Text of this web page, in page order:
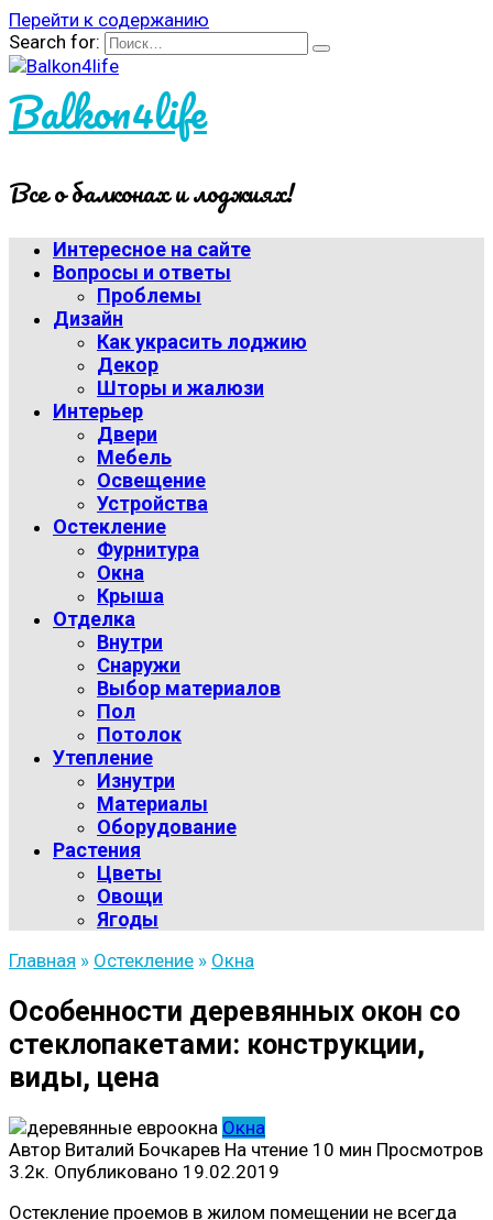
Перейти к содержанию
Search for:
Balkon4life
Все о балконах и лоджиях!
Интересное на сайте
Вопросы и ответы
Проблемы
Дизайн
Как украсить лоджию
Декор
Шторы и жалюзи
Интерьер
Двери
Мебель
Освещение
Устройства
Остекление
Фурнитура
Окна
Крыша
Отделка
Внутри
Снаружи
Выбор материалов
Пол
Потолок
Утепление
Изнутри
Материалы
Оборудование
Растения
Цветы
Овощи
Ягоды
Главная » Остекление » Окна
Особенности деревянных окон со
стеклопакетами: конструкции,
виды, цена
Окна
Автор Виталий Бочкарев На чтение 10 мин Просмотров
3.2к. Опубликовано 19.02.2019
Остекление проемов в жилом помещении не всегда